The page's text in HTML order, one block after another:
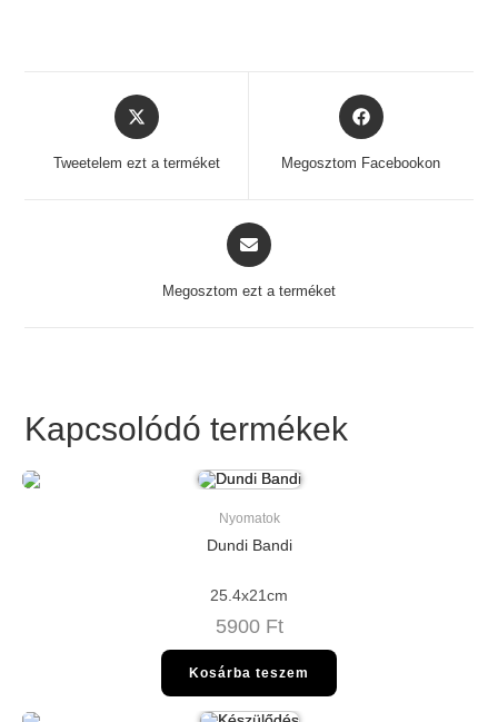
Opens
in
Tweetelem ezt a terméket
Opens
in
Megosztom Facebookon
Opens
in
Megosztom ezt a terméket
Kapcsolódó termékek
Nyomatok
Dundi Bandi
25.4x21cm
5900 Ft
Kosárba teszem